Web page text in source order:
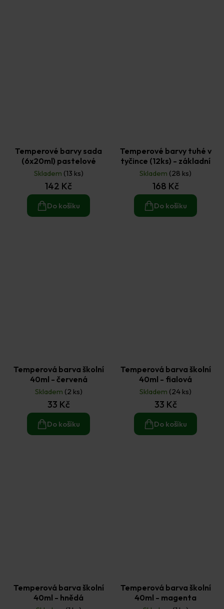
Temperové barvy sada
(6x20ml) pastelové
Skladem (13 ks)
142 Kč
Do košíku
Temperové barvy tuhé v
tyčince (12ks) - základní
Skladem (28 ks)
168 Kč
Do košíku
Temperová barva školní
40ml - červená
Skladem (2 ks)
33 Kč
Do košíku
Temperová barva školní
40ml - fialová
Skladem (24 ks)
33 Kč
Do košíku
Temperová barva školní
40ml - hnědá
Temperová barva školní
40ml - magenta